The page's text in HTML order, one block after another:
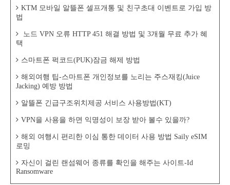
KTM 모바일 알뜰폰 셀프개통 및 친구초대 이벤트로 가입 방
법
노드 VPN 오류 HTTP 451 해결 방법 및 3개월 무료 추가 혜
택
스마트폰 퍽코드(PUK)잠금 해제 방법
해외여행 팁-스마트폰 개인정보를 노리는 주스재킹(Juice
Jacking) 예방 방법
알뜰폰 긴급구조위치제공 서비스 사용방법(KT)
VPN을 사용을 하면 익명성이 보장 받아 볼수 있을까?
해외 여행시 편리한 이심 통한 데이터 사용 방법 Saily eSIM
로밍
자신이 걸린 랜섬웨어 종류를 확인을 해주는 사이트-Id
Ransomware